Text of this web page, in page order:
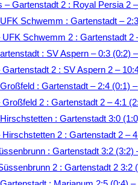
– Gartenstadt 2 : Royal Persia 2
Schwemm : Gartenstadt –
UFK Schwemm 2 : Gartenstadt 2
: SV Aspern – 0:3 (0:2)
Gartenstadt 2 : SV Aspern 2 –
: Gartenstadt – 2:4 (0:1)
Großfeld 2 : Gartenstadt 2 – 4:1
: Gartenstadt 3:0
Hirschstetten 2 : Gartenstadt 2 –
: Gartenstadt 3:2 (3:2)
2 : Gartenstadt 2 3:2